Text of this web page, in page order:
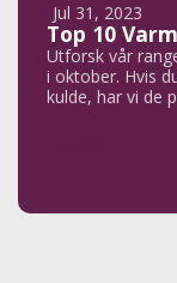
Jul 31, 2023
Top 10
Utforsk vår
i oktober. Hvis
kulde, har vi de